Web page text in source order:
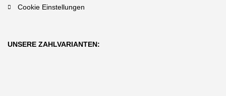
Cookie Einstellungen
UNSERE ZAHLVARIANTEN: